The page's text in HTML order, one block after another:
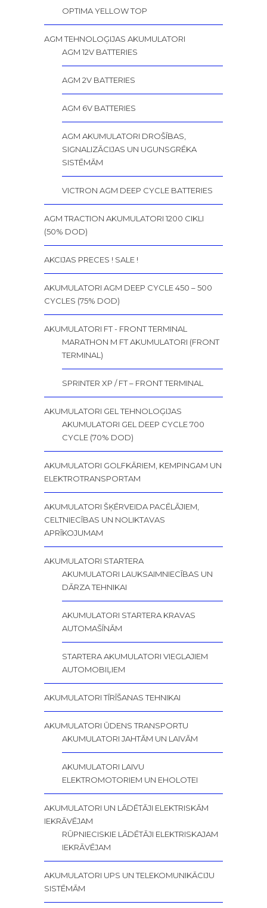
OPTIMA YELLOW TOP
AGM TEHNOLOĢIJAS AKUMULATORI
AGM 12V BATTERIES
AGM 2V BATTERIES
AGM 6V BATTERIES
AGM AKUMULATORI DROŠĪBAS,
SIGNALIZĀCIJAS UN UGUNSGRĒKA
SISTĒMĀM
VICTRON AGM DEEP CYCLE BATTERIES
AGM TRACTION AKUMULATORI 1200 CIKLI
(50% DOD)
AKCIJAS PRECES ! SALE !
AKUMULATORI AGM DEEP CYCLE 450 – 500
CYCLES (75% DOD)
AKUMULATORI FT - FRONT TERMINAL
MARATHON M FT AKUMULATORI (FRONT
TERMINAL)
SPRINTER XP / FT – FRONT TERMINAL
AKUMULATORI GEL TEHNOLOĢIJAS
AKUMULATORI GEL DEEP CYCLE 700
CYCLE (70% DOD)
AKUMULATORI GOLFKĀRIEM, KEMPINGAM UN
ELEKTROTRANSPORTAM
AKUMULATORI ŠĶĒRVEIDA PACĒLĀJIEM,
CELTNIECĪBAS UN NOLIKTAVAS
APRĪKOJUMAM
AKUMULATORI STARTERA
AKUMULATORI LAUKSAIMNIECĪBAS UN
DĀRZA TEHNIKAI
AKUMULATORI STARTERA KRAVAS
AUTOMAŠĪNĀM
STARTERA AKUMULATORI VIEGLAJIEM
AUTOMOBIĻIEM
AKUMULATORI TĪRĪŠANAS TEHNIKAI
AKUMULATORI ŪDENS TRANSPORTU
AKUMULATORI JAHTĀM UN LAIVĀM
AKUMULATORI LAIVU
ELEKTROMOTORIEM UN EHOLOTEI
AKUMULATORI UN LĀDĒTĀJI ELEKTRISKĀM
IEKRĀVĒJAM
RŪPNIECISKIE LĀDĒTĀJI ELEKTRISKAJAM
IEKRĀVĒJAM
AKUMULATORI UPS UN TELEKOMUNIKĀCIJU
SISTĒMĀM